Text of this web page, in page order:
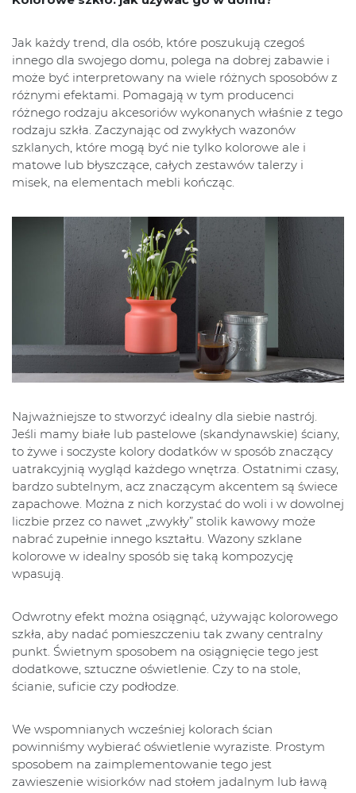
Jak każdy trend, dla osób, które poszukują czegoś
innego dla swojego domu, polega na dobrej zabawie i
może być interpretowany na wiele różnych sposobów z
różnymi efektami. Pomagają w tym producenci
różnego rodzaju akcesoriów wykonanych właśnie z tego
rodzaju szkła. Zaczynając od zwykłych wazonów
szklanych, które mogą być nie tylko kolorowe ale i
matowe lub błyszczące, całych zestawów talerzy i
misek, na elementach mebli kończąc.
Najważniejsze to stworzyć idealny dla siebie nastrój.
Jeśli mamy białe lub pastelowe (skandynawskie) ściany,
to żywe i soczyste kolory dodatków w sposób znaczący
uatrakcyjnią wygląd każdego wnętrza. Ostatnimi czasy,
bardzo subtelnym, acz znaczącym akcentem są świece
zapachowe. Można z nich korzystać do woli i w dowolnej
liczbie przez co nawet „zwykły” stolik kawowy może
nabrać zupełnie innego kształtu. Wazony szklane
kolorowe w idealny sposób się taką kompozycję
wpasują.
Odwrotny efekt można osiągnąć, używając kolorowego
szkła, aby nadać pomieszczeniu tak zwany centralny
punkt. Świetnym sposobem na osiągnięcie tego jest
dodatkowe, sztuczne oświetlenie. Czy to na stole,
ścianie, suficie czy podłodze.
We wspomnianych wcześniej kolorach ścian
powinniśmy wybierać oświetlenie wyraziste. Prostym
sposobem na zaimplementowanie tego jest
zawieszenie wisiorków nad stołem jadalnym lub ławą